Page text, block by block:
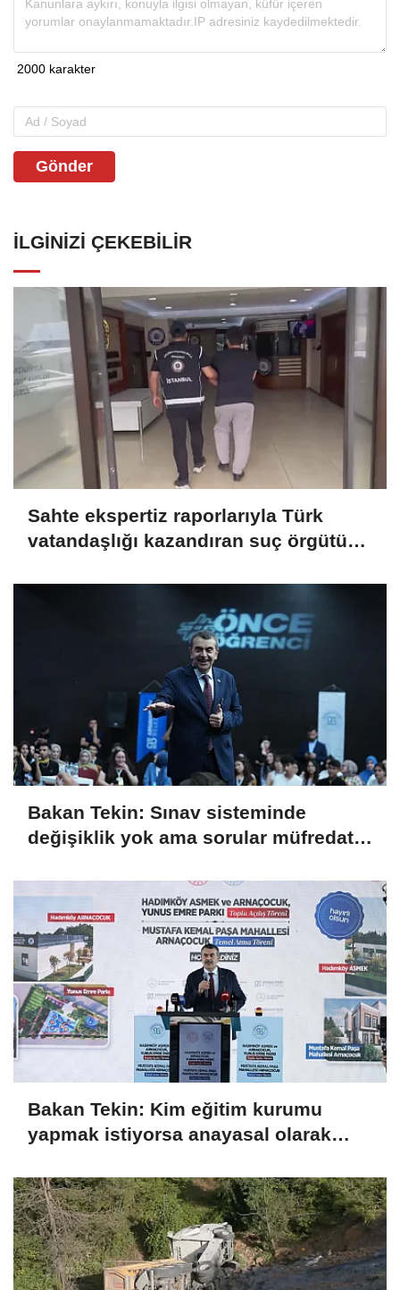
Gönder
İLGINIZI ÇEKEBILIR
Sahte ekspertiz raporlarıyla Türk
vatandaşlığı kazandıran suç örgütüne
Bakan Tekin: Sınav sisteminde
değişiklik yok ama sorular müfredata
Bakan Tekin: Kim eğitim kurumu
yapmak istiyorsa anayasal olarak